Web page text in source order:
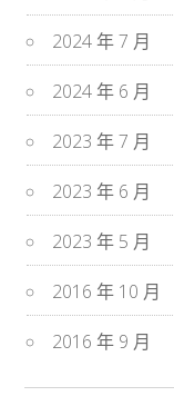
2024 年 7 月
2024 年 6 月
2023 年 7 月
2023 年 6 月
2023 年 5 月
2016 年 10 月
2016 年 9 月